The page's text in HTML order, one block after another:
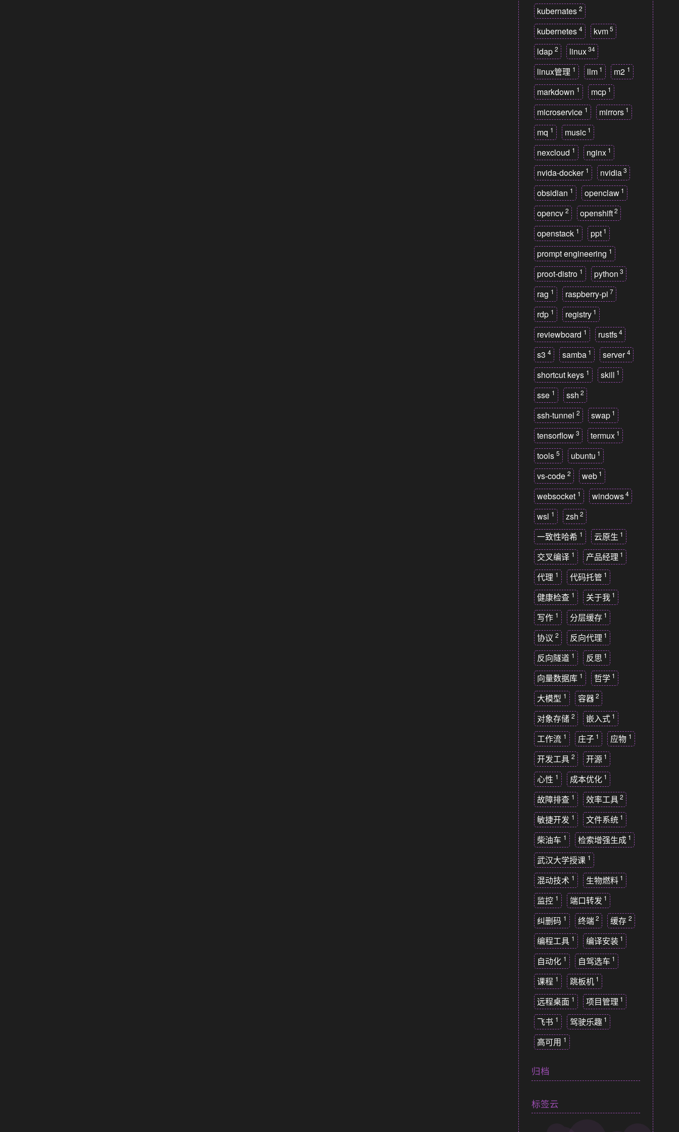
kubernates 2
kubernetes 4 kvm 5
ldap 2 linux 34
linux管理 1 llm 1 m2 1
markdown 1 mcp 1
microservice 1 mirrors 1
mq 1 music 1
nexcloud 1 nginx 1
nvida-docker 1 nvidia 3
obsidian 1 openclaw 1
opencv 2 openshift 2
openstack 1 ppt 1
prompt engineering 1
proot-distro 1 python 3
rag 1 raspberry-pi 7
rdp 1 registry 1
reviewboard 1 rustfs 4
s3 4 samba 1 server 4
shortcut keys 1 skill 1
sse 1 ssh 2
ssh-tunnel 2 swap 1
tensorflow 3 termux 1
tools 5 ubuntu 1
vs-code 2 web 1
websocket 1 windows 4
wsl 1 zsh 2
一致性哈希 1 云原生 1
交叉编译 1 产品经理 1
代理 1 代码托管 1
健康检查 1 关于我 1
写作 1 分层缓存 1
协议 2 反向代理 1
反向隧道 1 反思 1
向量数据库 1 哲学 1
大模型 1 容器 2
对象存储 2 嵌入式 1
工作流 1 庄子 1 应物 1
开发工具 2 开源 1
心性 1 成本优化 1
故障排查 1 效率工具 2
敏捷开发 1 文件系统 1
柴油车 1 检索增强生成 1
武汉大学授课 1
混动技术 1 生物燃料 1
监控 1 端口转发 1
纠删码 1 终端 2 缓存 2
编程工具 1 编译安装 1
自动化 1 自驾选车 1
课程 1 跳板机 1
远程桌面 1 项目管理 1
飞书 1 驾驶乐趣 1
高可用 1
归档
标签云